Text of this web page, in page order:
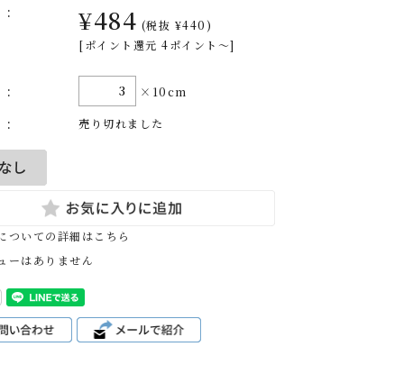
: ¥484 (税抜 ¥440)
[ポイント還元 4ポイント～]
: ×10cm
: 売り切れました
ついての詳細はこちら
ーはありません